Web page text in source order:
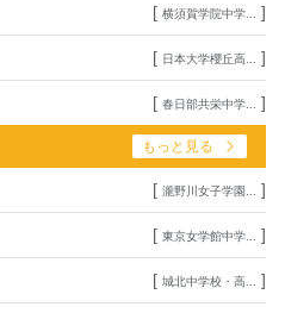
[ 横須賀学院中学... ]
[ 日本大学櫻丘高... ]
[ 春日部共栄中学... ]
もっと見る
[ 瀧野川女子学園... ]
[ 東京女学館中学... ]
[ 城北中学校・高... ]